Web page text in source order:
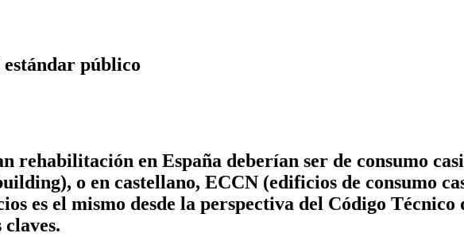
público
rehabilitación en España deberían ser de consumo
o en castellano, ECCN (edificios de consumo
es el mismo desde la perspectiva del Código